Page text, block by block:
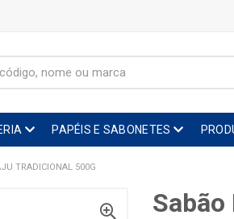
PAPÉIS E SABONETES
TRADICIONAL 500G